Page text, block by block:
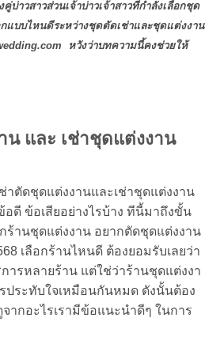
บ่าวสาวส่วนเจ้าบ่าวเจ้าสาวที่กำลังเลือกชุด
แบบไหนดีระหว่างชุดตัดเช่าและชุดแต่งงาน
หวังว่าบทความนี้คงช่วยให้
น และ เช่าชุดแต่งงาน
าตัดชุดแต่งงานและเช่าชุดแต่งงาน
อดี ข้อเสียอย่างไรบ้าง ทีนี้มาถึงขั้น
ร้านชุดแต่งงาน อยากตัดชุดแต่งงาน
เลือกร้านไหนดี ต้องยอมรับเลยว่า
ารหลายร้าน แต่ใช่ว่าร้านชุดแต่งงา
ประทับใจเหมือนกันหมด ดังนั้นต้อง
ากอะไรเรามีข้อแนะนำดีๆ ในการ